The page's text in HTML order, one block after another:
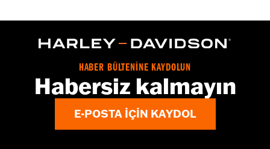
Functional Features:100% UV Protection,UVB protection
d.com/warrantyfor full details
HABER BÜLTENİNE KAYDOLUN
Habersiz kalmayın
E-POSTA IÇIN KAYDOL